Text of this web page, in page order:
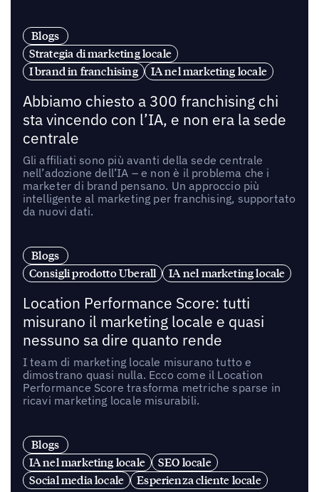
Blogs
Strategia di marketing locale
I brand in franchising
IA nel marketing locale
Abbiamo chiesto a 300 franchising chi
sta vincendo con l’IA, e non era la sede
centrale
Gli affiliati sono più avanti della sede centrale
nell’adozione dell’IA – e non è il problema che i
marketer di brand pensano. Un approccio più
intelligente al marketing per franchising, supportato
da nuovi dati.
Blogs
Consigli prodotto Uberall
IA nel marketing locale
Location Performance Score: tutti
misurano il marketing locale e quasi
nessuno sa dire quanto rende
I team di marketing locale misurano tutto e
dimostrano quasi nulla. Ecco come il Location
Performance Score trasforma metriche sparse in
ricavi marketing locale misurabili.
Blogs
IA nel marketing locale
SEO locale
Social media locale
Esperienza cliente locale